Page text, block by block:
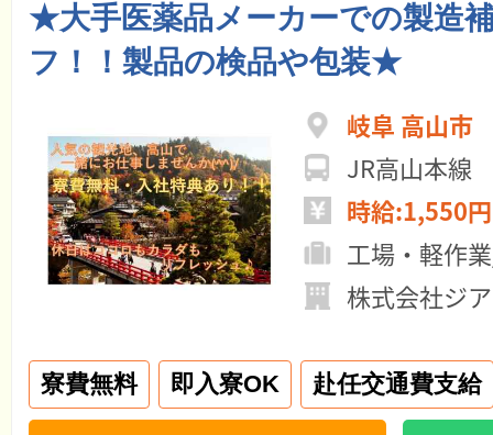
★大手医薬品メーカーでの製造
フ！！製品の検品や包装★
岐阜 高山市
JR高山本線
時給:1,550
工場・軽作
株式会社ジ
寮費無料 即入寮OK 赴任交通費支給